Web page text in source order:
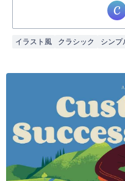
イラスト風 クラシック シンプ